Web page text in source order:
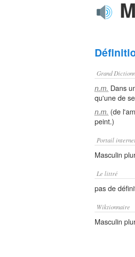
Grand
n.m. Dans
qu'une de
n.m. (de
peint.)
Portail
Masculin
Le littré
pas de
Wiktionnaire
Masculin